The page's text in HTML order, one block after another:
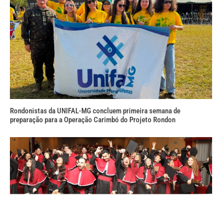
Rondonistas da UNIFAL-MG concluem primeira semana de
preparação para a Operação Carimbó do Projeto Rondon